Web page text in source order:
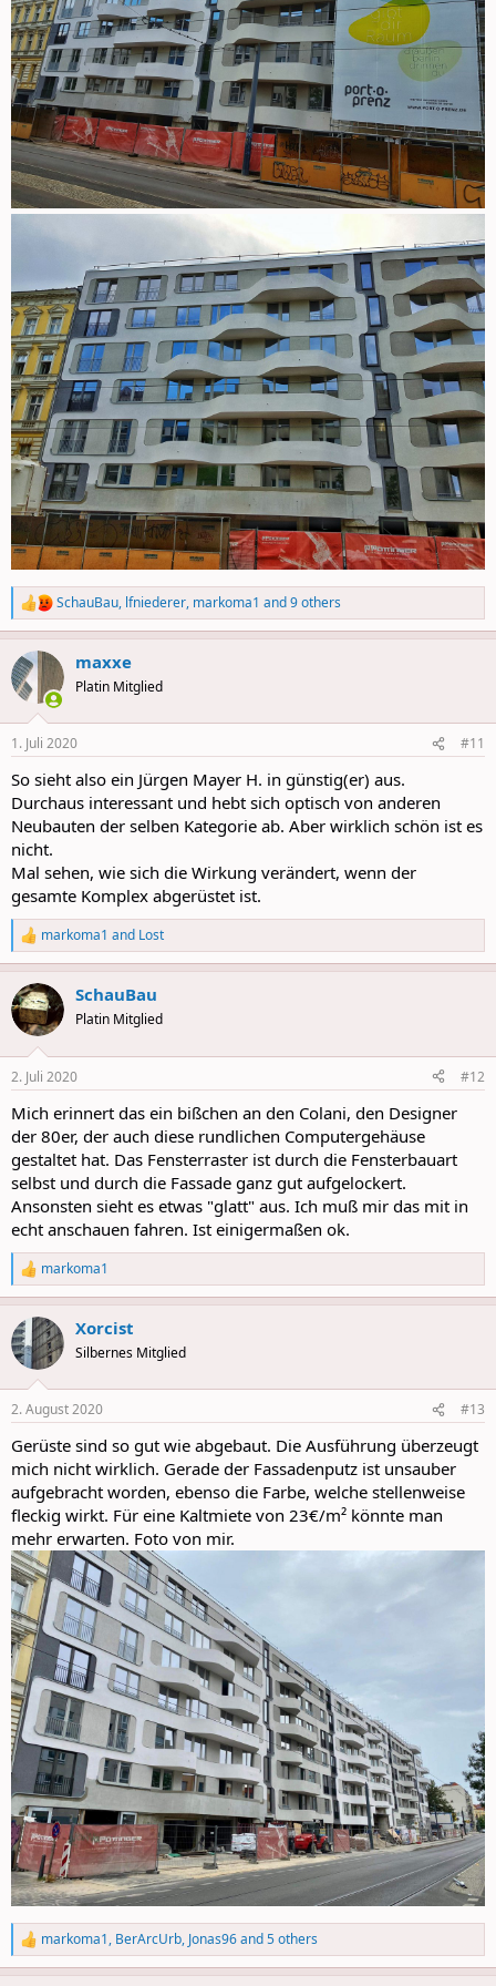
R
e
a
c
t
i
s
SchauBau, lfniederer, markoma1 and 9 others
maxxe
Platin Mitglied
1. Juli 2020 #11
So sieht also ein Jürgen Mayer H. in günstig(er) aus.
Durchaus interessant und hebt sich optisch von anderen
Neubauten der selben Kategorie ab. Aber wirklich schön ist es
nicht.
Mal sehen, wie sich die Wirkung verändert, wenn der
gesamte Komplex abgerüstet ist.
R
e
a
c
t
i
s
markoma1 and Lost
SchauBau
Platin Mitglied
2. Juli 2020 #12
Mich erinnert das ein bißchen an den Colani, den Designer
der 80er, der auch diese rundlichen Computergehäuse
gestaltet hat. Das Fensterraster ist durch die Fensterbauart
selbst und durch die Fassade ganz gut aufgelockert.
Ansonsten sieht es etwas "glatt" aus. Ich muß mir das mit in
echt anschauen fahren. Ist einigermaßen ok.
R
e
a
c
t
i
s
markoma1
Xorcist
Silbernes Mitglied
2. August 2020 #13
Gerüste sind so gut wie abgebaut. Die Ausführung überzeugt
mich nicht wirklich. Gerade der Fassadenputz ist unsauber
aufgebracht worden, ebenso die Farbe, welche stellenweise
fleckig wirkt. Für eine Kaltmiete von 23€/m² könnte man
mehr erwarten. Foto von mir.
R
e
a
markoma1, BerArcUrb, Jonas96and 5 others